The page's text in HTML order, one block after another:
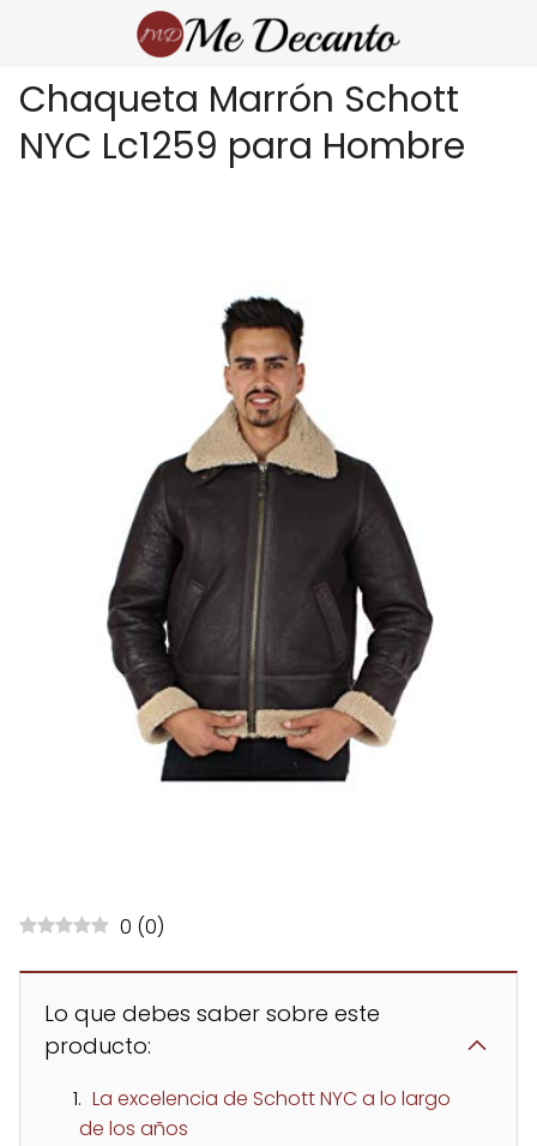
Chaqueta Marrón Schott
NYC Lc1259 para Hombre
0 (0)
Lo que debes saber sobre este
producto:
La excelencia de Schott NYC a lo largo
de los años